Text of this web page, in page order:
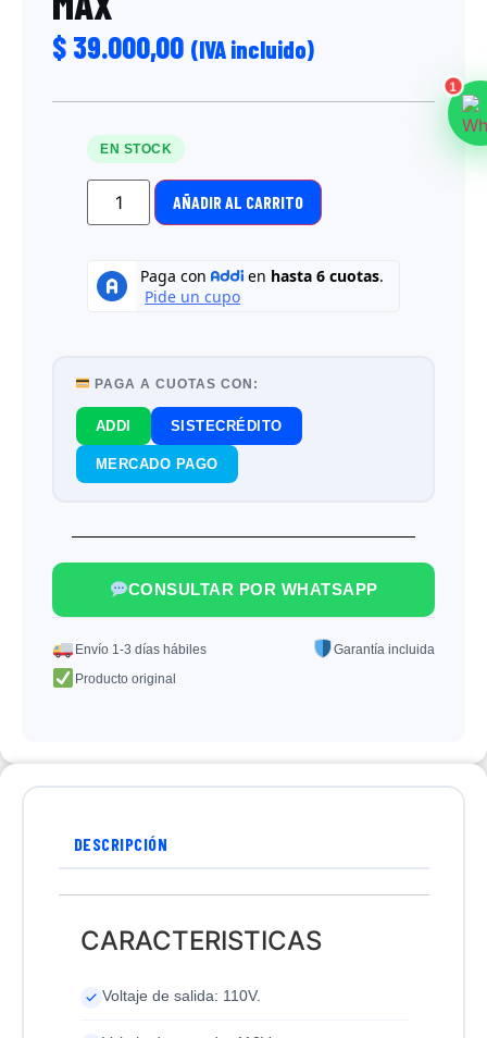
$ 39.000,00 (IVA incluido)
EN STOCK
AÑADIR AL CARRITO
PAGA A CUOTAS CON:
ADDI SISTECRÉDITO
MERCADO PAGO
CONSULTAR POR WHATSAPP
Envío 1-3 días hábiles
Garantía incluida
Producto original
DESCRIPCIÓN
CARACTERISTICAS
Voltaje de salida: 110V.
1